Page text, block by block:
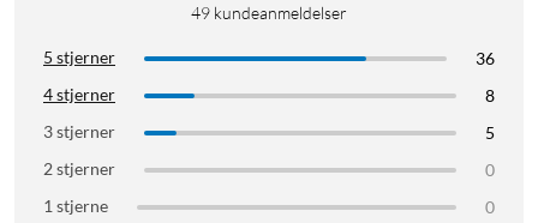
49 kundeanmeldelser
5 stjerner
36
4 stjerner
8
3 stjerner
5
2 stjerner
0
1 stjerne
0